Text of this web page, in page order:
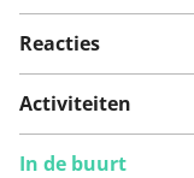
Reacties
Activiteiten
In de buurt